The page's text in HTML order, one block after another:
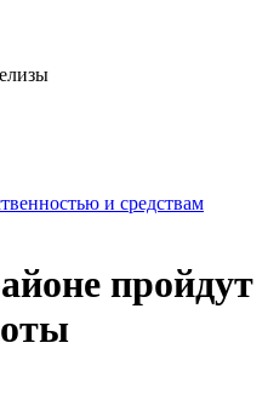
и средствам
пройдут